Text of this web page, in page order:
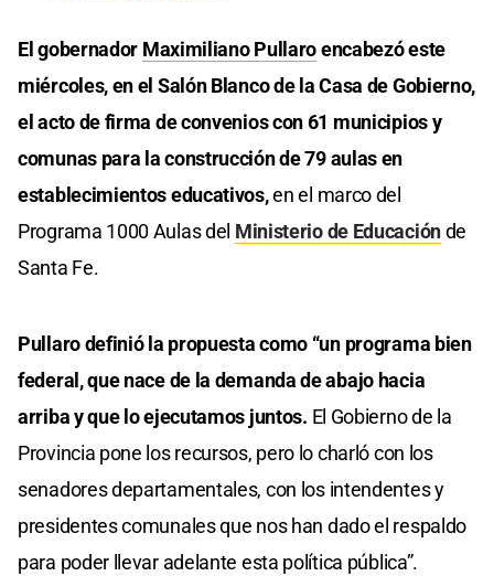
El gobernador Maximiliano Pullaroencabezó este
miércoles, en el Salón Blanco de la Casa de Gobierno,
el acto de firma de convenios con 61 municipios y
comunas para la construcción de 79 aulas en
establecimientos educativos,en el marco del
Programa 1000 Aulas del Ministerio de Educaciónde
Santa Fe.
Pullaro definió la propuesta como “un programa bien
federal, que nace de la demanda de abajo hacia
arriba y que lo ejecutamos juntos. El Gobierno de la
Provincia pone los recursos, pero lo charló con los
senadores departamentales, con los intendentes y
presidentes comunales que nos han dado el respaldo
para poder llevar adelante esta política pública”.